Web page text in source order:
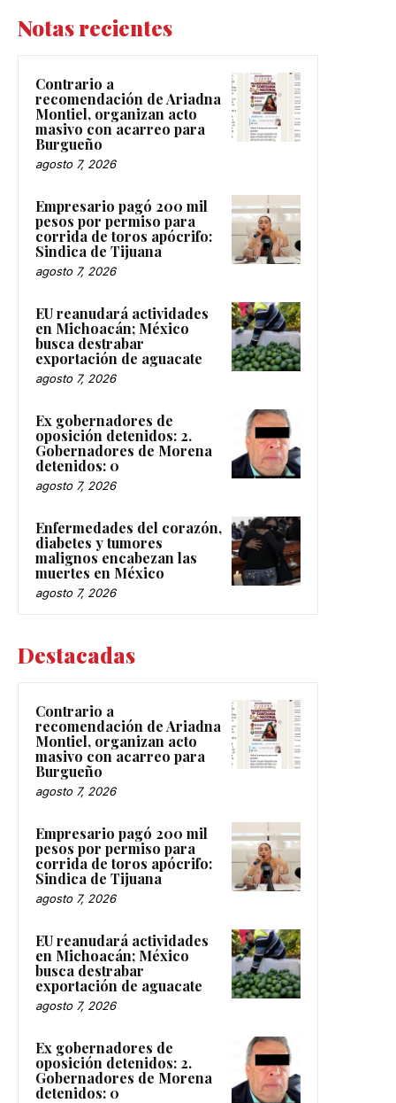
Notas recientes
Contrario a
recomendación de Ariadna
Montiel, organizan acto
masivo con acarreo para
Burgueño
agosto 7, 2026
Empresario pagó 200 mil
pesos por permiso para
corrida de toros apócrifo:
Sindica de Tijuana
agosto 7, 2026
EU reanudará actividades
en Michoacán; México
busca destrabar
exportación de aguacate
agosto 7, 2026
Ex gobernadores de
oposición detenidos: 2.
Gobernadores de Morena
detenidos: 0
agosto 7, 2026
Enfermedades del corazón,
diabetes y tumores
malignos encabezan las
muertes en México
agosto 7, 2026
Destacadas
Contrario a
recomendación de Ariadna
Montiel, organizan acto
masivo con acarreo para
Burgueño
agosto 7, 2026
Empresario pagó 200 mil
pesos por permiso para
corrida de toros apócrifo:
Sindica de Tijuana
agosto 7, 2026
EU reanudará actividades
en Michoacán; México
busca destrabar
exportación de aguacate
agosto 7, 2026
Ex gobernadores de
oposición detenidos: 2.
Gobernadores de Morena
detenidos: 0